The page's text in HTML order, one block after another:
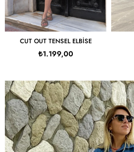
CUT OUT TENSEL ELBISE
₺1.199,00